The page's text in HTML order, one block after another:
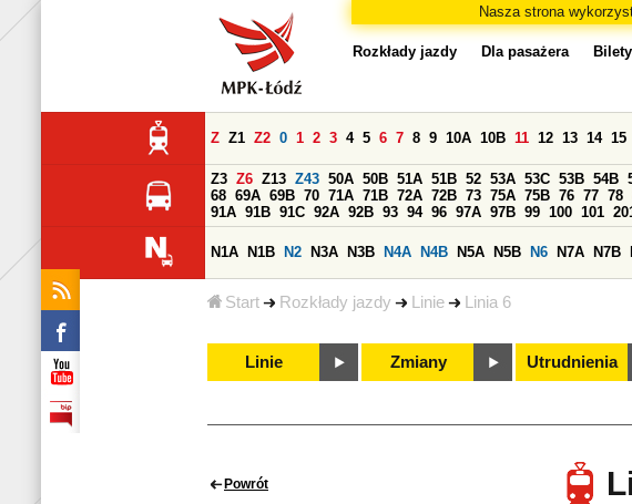
Nasza strona
Start Rozkłady jazdy Linie Linia 6
Rozkłady jazdy Dla pasażera Bilety
Z Z1 Z2 0 1 2 3 4 5 6 7 8 9 10A 10B 11 12 13 14 15
Z3 Z6 Z13 Z43 50A 50B 51A 51B 52 53A 53C 53B 54B
68 69A 69B 70 71A 71B 72A 72B 73 75A 75B 76 77 78
91A 91B 91C 92A 92B 93 94 96 97A 97B 99 100 101
N1A N1B N2 N3A N3B N4A N4B N5A N5B N6 N7A N7B
Linie Zmiany Utrudnienia
Powrót